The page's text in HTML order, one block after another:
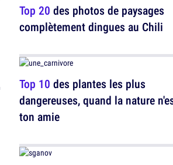
Top 20 des photos de paysages
complètement dingues au Chili
Top 10 des plantes les plus
dangereuses, quand la nature
ton amie